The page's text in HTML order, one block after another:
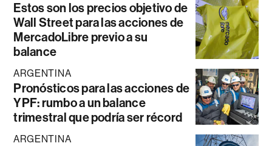
Estos son los precios objetivo de
Wall Street para las acciones de
MercadoLibre previo a su
balance
ARGENTINA
Pronósticos para las acciones de
YPF: rumbo a un balance
trimestral que podría ser récord
ARGENTINA